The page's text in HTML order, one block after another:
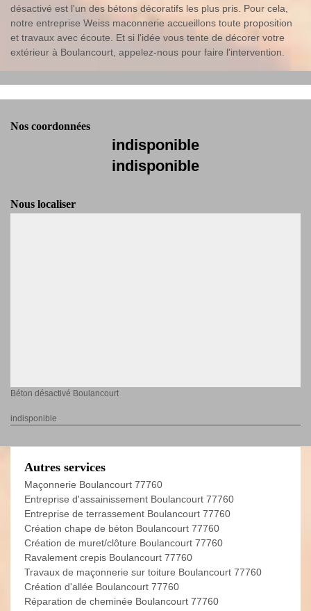
désactivé est l'un des bétons décoratifs les plus pris. Pour cela,
notre entreprise Weiss maconnerie accueillons toute proposition
et travaux avec écoute. Et si l'idée vous tente de décorer votre
extérieur à Boulancourt, appelez-nous pour faire l'intervention.
Nos coordonnées
indisponible
indisponible
Nous localiser
Béton désactivé Boulancourt
indisponible
Autres services
Maçonnerie Boulancourt 77760
Entreprise d'assainissement Boulancourt 77760
Entreprise de terrassement Boulancourt 77760
Création chape de béton Boulancourt 77760
Création de muret/clôture Boulancourt 77760
Ravalement crepis Boulancourt 77760
Travaux de maçonnerie sur toiture Boulancourt 77760
Création d'allée Boulancourt 77760
Réparation de cheminée Boulancourt 77760